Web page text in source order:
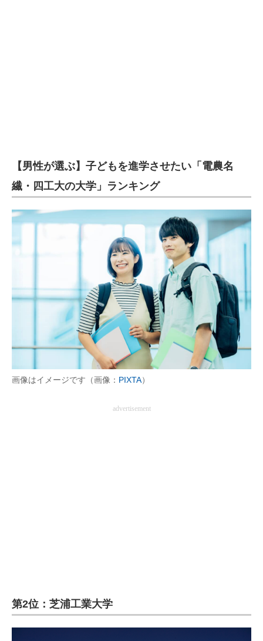
【男性が選ぶ】子どもを進学させたい「電農名
繊・四工大の大学」ランキング
画像はイメージです（画像： PIXTA）
advertisement
第2位：芝浦工業大学